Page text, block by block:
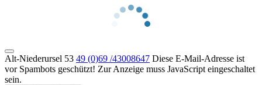
Alt-Niederursel 53 49 (0)69 /43008647 Diese E-Mail-Adresse ist
vor Spambots geschützt! Zur Anzeige muss JavaScript eingeschaltet
sein.